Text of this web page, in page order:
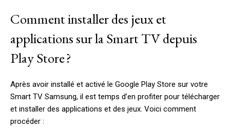
Comment installer des jeux et
applications sur la Smart TV depuis
Play Store ?
Après avoir installé et activé le Google Play Store sur votre
Smart TV Samsung, il est temps d’en profiter pour télécharger
et installer des applications et des jeux. Voici comment
procéder :